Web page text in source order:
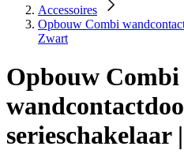
Accessoires
Opbouw Combi
Zwart
Opbouw Combi